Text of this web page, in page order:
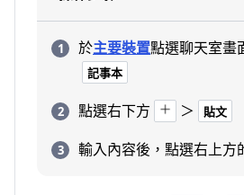
於主要裝置點選聊天室畫
記事本
點選右下方 ＞ 貼文
輸入內容後，點選右上方